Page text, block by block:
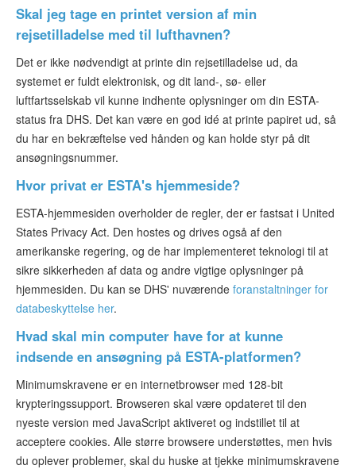
Skal jeg tage en printet version af min
rejsetilladelse med til lufthavnen?
Det er ikke nødvendigt at printe din rejsetilladelse ud, da
systemet er fuldt elektronisk, og dit land-, sø- eller
luftfartsselskab vil kunne indhente oplysninger om din ESTA-
status fra DHS. Det kan være en god idé at printe papiret ud, så
du har en bekræftelse ved hånden og kan holde styr på dit
ansøgningsnummer.
Hvor privat er ESTA's hjemmeside?
ESTA-hjemmesiden overholder de regler, der er fastsat i United
States Privacy Act. Den hostes og drives også af den
amerikanske regering, og de har implementeret teknologi til at
sikre sikkerheden af data og andre vigtige oplysninger på
hjemmesiden. Du kan se DHS' nuværende foranstaltninger for
databeskyttelse her.
Hvad skal min computer have for at kunne
indsende en ansøgning på ESTA-platformen?
Minimumskravene er en internetbrowser med 128-bit
krypteringssupport. Browseren skal være opdateret til den
nyeste version med JavaScript aktiveret og indstillet til at
acceptere cookies. Alle større browsere understøttes, men hvis
du oplever problemer, skal du huske at tjekke minimumskravene